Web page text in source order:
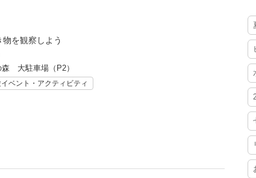
物を観察しよう
森 大駐車場（P2）
ベント・アクティビティ